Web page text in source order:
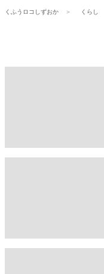
くふうロコしずおか くらし